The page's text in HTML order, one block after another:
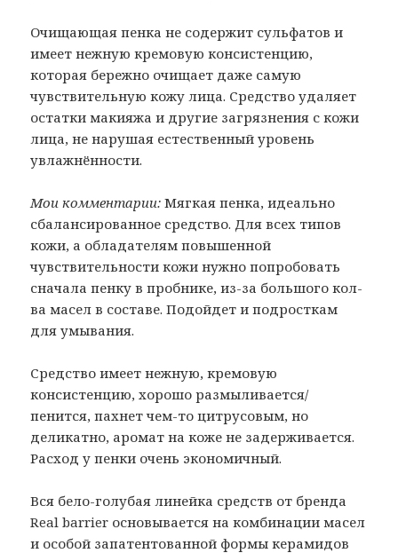
Очищающая пенка не содержит сульфатов и
имеет нежную кремовую консистенцию,
которая бережно очищает даже самую
чувствительную кожу лица. Средство удаляет
остатки макияжа и другие загрязнения с кожи
лица, не нарушая естественный уровень
увлажнённости.
Мои комментарии: Мягкая пенка, идеально
сбалансированное средство. Для всех типов
кожи, а обладателям повышенной
чувствительности кожи нужно попробовать
сначала пенку в пробнике, из-за большого кол-
ва масел в составе. Подойдет и подросткам
для умывания.
Средство имеет нежную, кремовую
консистенцию, хорошо размыливается/
пенится, пахнет чем-то цитрусовым, но
деликатно, аромат на коже не задерживается.
Расход у пенки очень экономичный.
Вся бело-голубая линейка средств от бренда
Real barrier основывается на комбинации масел
и особой запатентованной формы керамидов